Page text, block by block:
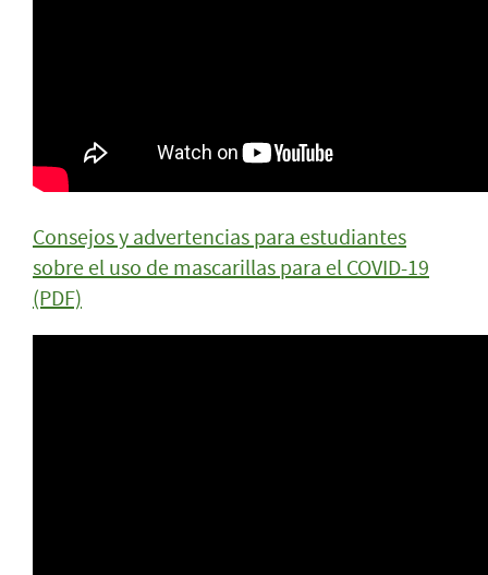
Consejos y advertencias para estudiantes
sobre el uso de mascarillas para el COVID-19
(PDF)